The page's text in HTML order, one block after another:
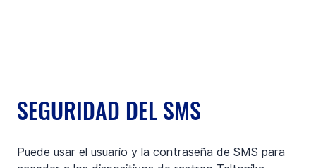
SEGURIDAD DEL SMS
Puede usar el usuario y la contraseña de SMS para